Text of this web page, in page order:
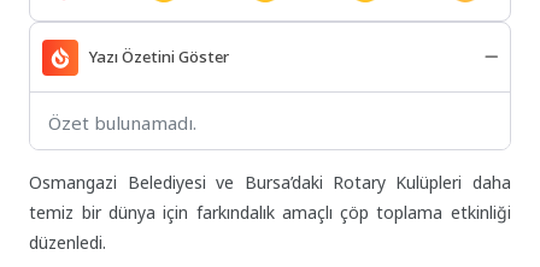
Yazı Özetini Göster
Özet bulunamadı.
Osmangazi Belediyesi ve Bursa’daki Rotary Kulüpleri daha
temiz bir dünya için farkındalık amaçlı çöp toplama etkinliği
düzenledi.